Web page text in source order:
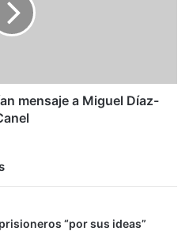
mensaje a Miguel Díaz-
“por sus ideas”